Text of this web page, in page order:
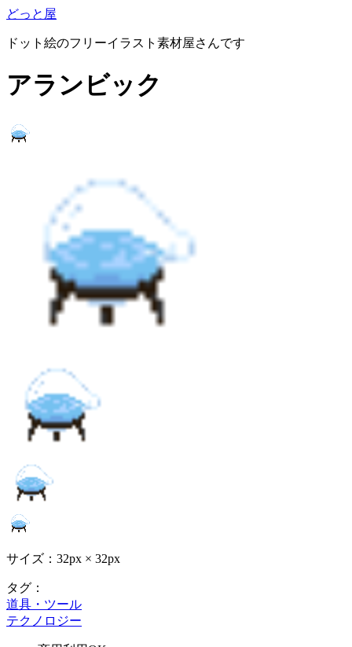
どっと屋
ドット絵のフリーイラスト素材屋さんです
アランビック
サイズ：32px × 32px
タグ：
道具・ツール
テクノロジー